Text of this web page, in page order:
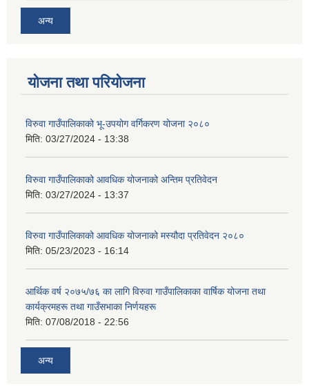
अन्य
योजना तथा परियोजना
विरुवा गाउँपालिकाको भू-उपयोग वर्गिकरण योजना २०८०
मिति: 03/27/2024 - 13:38
विरुवा गाउँपालिकाको आवधिक योजनाको अन्तिम प्रतिवेदन
मिति: 03/27/2024 - 13:37
विरुवा गाउँपालिकाको आवधिक योजनाको मस्यौदा प्रतिवेदन २०८०
मिति: 05/23/2023 - 16:14
आर्थिक वर्ष २०७५/७६ का लागि विरुवा गाउँपालिकाका वार्षिक योजना तथा
कार्यक्रमहरू तथा गाउँसभाका निर्णयहरू
मिति: 07/08/2018 - 22:56
अन्य